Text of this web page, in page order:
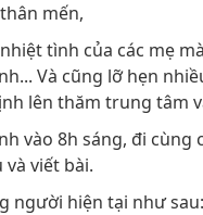
mến,
tình của các mẹ
Và cũng lỡ hẹn
lên thăm trung tâm
vào 8h sáng, đi
viết bài.
người hiện tại như sau: